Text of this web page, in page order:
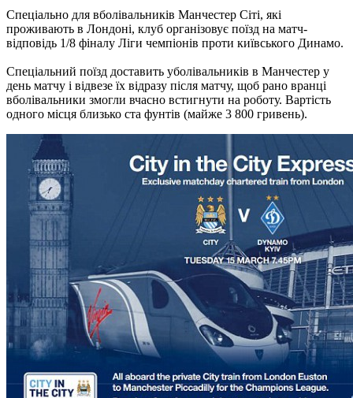
Спеціально для вболівальників Манчестер Сіті, які
проживають в Лондоні, клуб організовує поїзд на матч-
відповідь 1/8 фіналу Ліги чемпіонів проти київського Динамо.
Спеціальний поїзд доставить уболівальників в Манчестер у
день матчу і відвезе їх відразу після матчу, щоб рано вранці
вболівальники змогли вчасно встигнути на роботу. Вартість
одного місця близько ста фунтів (майже 3 800 гривень).